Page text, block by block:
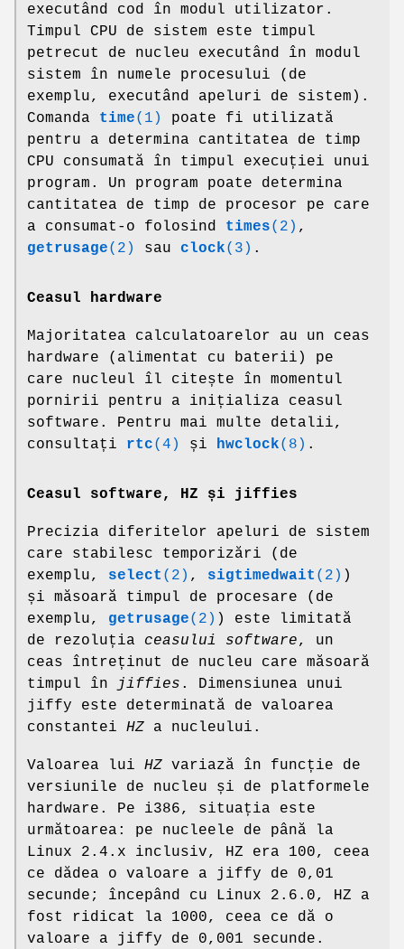
executând cod în modul utilizator.
Timpul CPU de sistem este timpul
petrecut de nucleu executând în modul
sistem în numele procesului (de
exemplu, executând apeluri de sistem).
Comanda time(1)
poate fi utilizată
pentru a determina cantitatea de timp
CPU consumată în timpul execuției unui
program. Un program poate determina
cantitatea de timp de procesor pe care
a consumat-o folosind times(2) ,
getrusage(2) sau clock(3) .
Ceasul hardware
Majoritatea calculatoarelor au un ceas
hardware (alimentat cu baterii) pe
care nucleul îl citește în momentul
pornirii pentru a inițializa ceasul
software. Pentru mai multe detalii,
consultați rtc(4) și hwclock(8) .
Ceasul software, HZ și jiffies
Precizia diferitelor apeluri de sistem
care stabilesc temporizări (de
exemplu, select (2) , sigtimedwait (2) )
și măsoară timpul de procesare (de
exemplu, getrusage(2) ) este limitată
de rezoluția ceasului software, un
ceas întreținut de nucleu care măsoară
timpul în
jiffies . Dimensiunea unui
jiffy este determinată de valoarea
constantei HZ a nucleului.
Valoarea lui HZ variază în funcție de
versiunile de nucleu și de platformele
hardware. Pe i386, situația este
următoarea: pe nucleele de până la
Linux 2.4.x inclusiv, HZ era 100, ceea
ce dădea o valoare a jiffy de 0,01
secunde; începând cu Linux 2.6.0, HZ a
fost ridicat la 1000, ceea ce dă o
valoare a jiffy de 0,001 secunde.